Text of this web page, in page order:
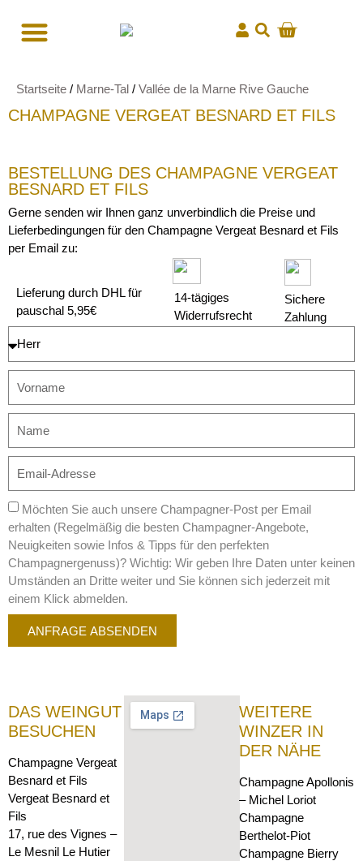
Startseite / Marne-Tal / Vallée de la Marne Rive Gauche
CHAMPAGNE VERGEAT BESNARD ET FILS
BESTELLUNG DES CHAMPAGNE VERGEAT
BESNARD ET FILS
Gerne senden wir Ihnen ganz unverbindlich die Preise und
Lieferbedingungen für den Champagne Vergeat Besnard et Fils
per Email zu:
Lieferung durch DHL für
pauschal 5,95€
14-tägiges
Widerrufsrecht
Sichere
Zahlung
Möchten Sie auch unsere Champagner-Post per Email
erhalten (Regelmäßig die besten Champagner-Angebote,
Neuigkeiten sowie Infos & Tipps für den perfekten
Champagnergenuss)? Wichtig: Wir geben Ihre Daten unter keinen
Umständen an Dritte weiter und Sie können sich jederzeit mit
einem Klick abmelden.
ANFRAGE ABSENDEN
DAS WEINGUT
BESUCHEN
Champagne Vergeat
Besnard et Fils
Vergeat Besnard et
Fils
17, rue des Vignes –
Le Mesnil Le Hutier
WEITERE
WINZER IN
DER NÄHE
Champagne Apollonis
– Michel Loriot
Champagne
Berthelot-Piot
Champagne Bierry